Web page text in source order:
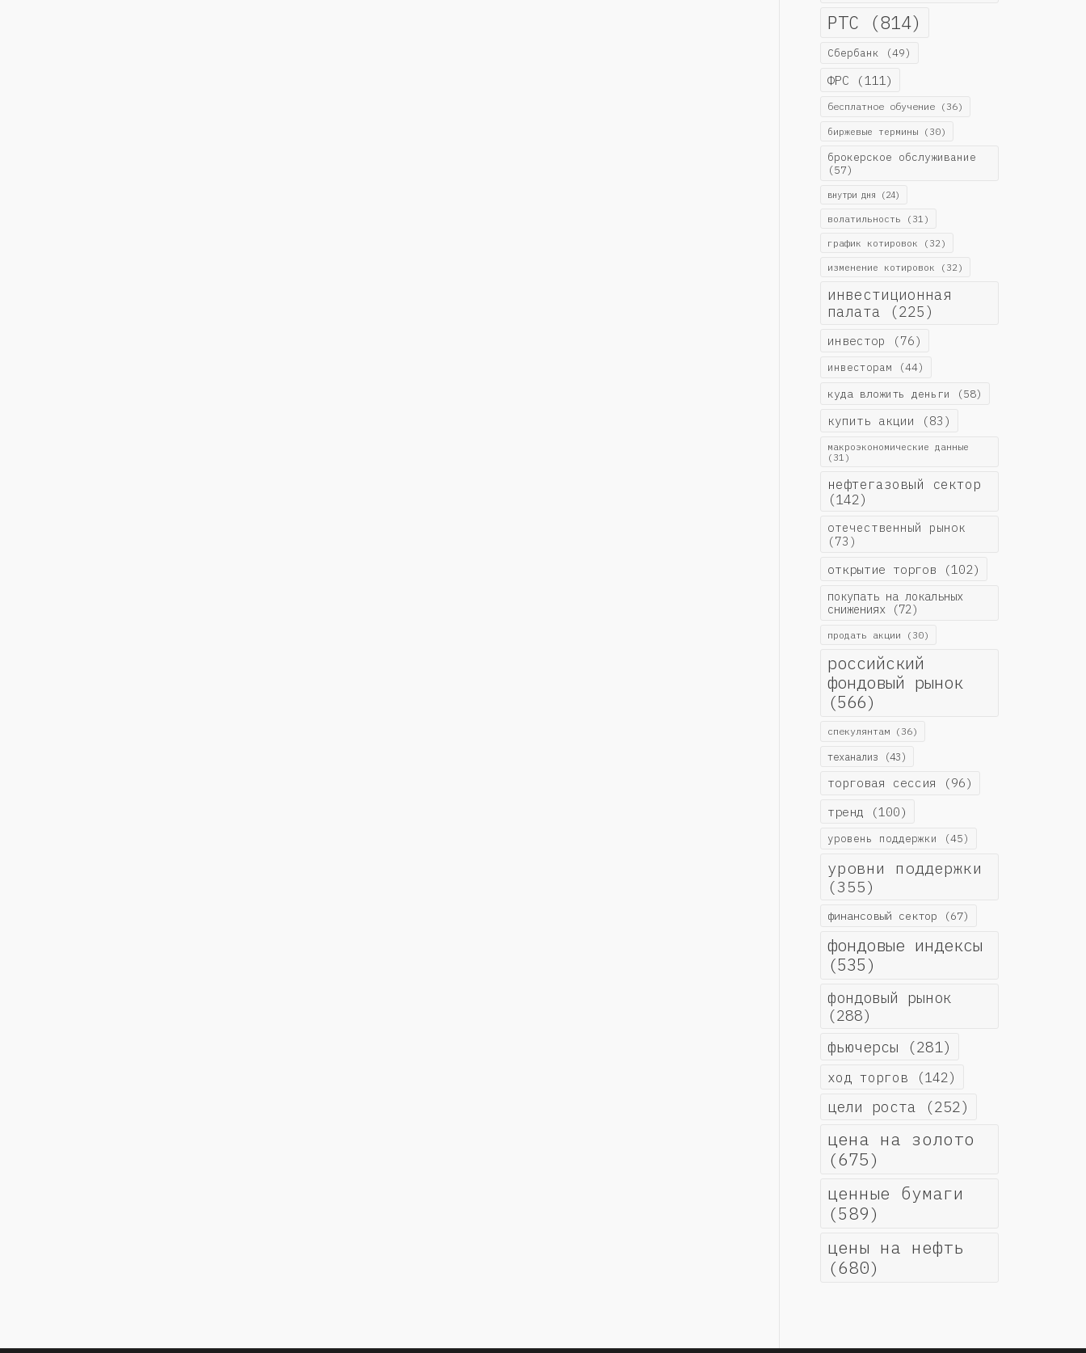
РТС (814)
Сбербанк (49)
ФРС (111)
бесплатное обучение(36)
биржевые термины(30)
брокерское обслуживание
(57)
внутри дня (24)
волатильность (31)
график котировок (32)
изменение котировок (32)
инвестиционная
палата (225)
инвестор (76)
инвесторам (44)
куда вложить деньги (58)
купить акции (83)
макроэкономические данные
(31)
нефтегазовый сектор
(142)
отечественный рынок
(73)
открытие торгов (102)
покупать на локальных
снижениях(72)
продать акции (30)
российский
фондовый рынок
(566)
спекулянтам(36)
теханализ (43)
торговая сессия (96)
тренд (100)
уровень поддержки (45)
уровни поддержки
(355)
финансовый сектор (67)
фондовые индексы
(535)
фондовый рынок
(288)
фьючерсы (281)
ход торгов (142)
цели роста (252)
цена на золото
(675)
ценные бумаги
(589)
цены на нефть
(680)